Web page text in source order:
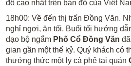
độ cao nhất trên bản đồ của Việt
18h00: Về đến thị trấn Đồng Văn.
nghỉ ngơi, ăn tối. Buổi tối hướng
dạo bộ ngắm Phố Cổ Đồng Văn
gian gần một thế kỷ. Quý khách có
thưởng thức một ly cà phê tại quán